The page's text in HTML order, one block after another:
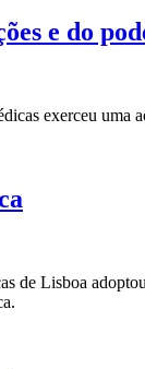
e do
exerceu uma
de Lisboa